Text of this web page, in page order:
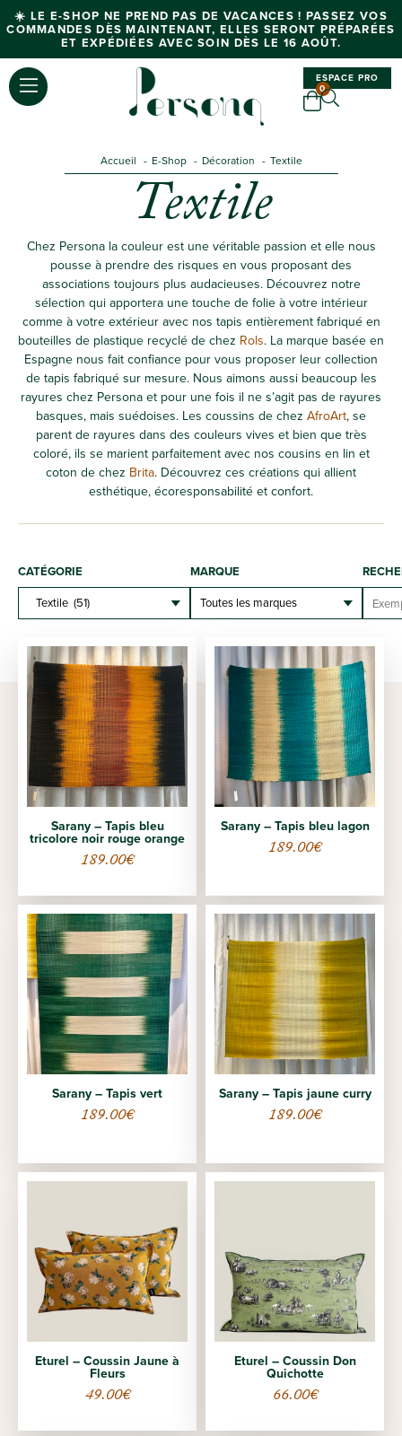
☀️ LE E-SHOP NE PREND PAS DE VACANCES ! PASSEZ VOS
COMMANDES DÈS MAINTENANT, ELLES SERONT PRÉPARÉES
ET EXPÉDIÉES AVEC SOIN DÈS LE 16 AOÛT.
ESPACE PRO
0
Accueil E-Shop Décoration Textile
Textile
Chez Persona la couleur est une véritable passion et elle nous
pousse à prendre des risques en vous proposant des
associations toujours plus audacieuses. Découvrez notre
sélection qui apportera une touche de folie à votre intérieur
comme à votre extérieur avec nos tapis entièrement fabriqué en
bouteilles de plastique recyclé de chez Rols. La marque basée en
Espagne nous fait confiance pour vous proposer leur collection
de tapis fabriqué sur mesure. Nous aimons aussi beaucoup les
rayures chez Persona et pour une fois il ne s’agit pas de rayures
basques, mais suédoises. Les coussins de chez AfroArt, se
parent de rayures dans des couleurs vives et bien que très
coloré, ils se marient parfaitement avec nos cousins en lin et
coton de chez Brita. Découvrez ces créations qui allient
esthétique, écoresponsabilité et confort.
CATÉGORIE MARQUE
Sarany – Tapis bleu
tricolore noir rouge orange
189.00€
Sarany – Tapis bleu lagon
189.00€
Sarany – Tapis vert
189.00€
Sarany – Tapis jaune curry
189.00€
Eturel – Coussin Jaune à
Fleurs
49.00€
Eturel – Coussin Don
Quichotte
66.00€